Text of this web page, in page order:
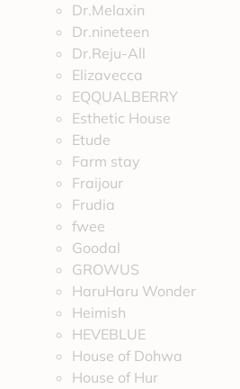
Dr.Melaxin
Dr.nineteen
Dr.Reju-All
Elizavecca
EQQUALBERRY
Esthetic House
Etude
Farm stay
Fraijour
Frudia
fwee
Goodal
GROWUS
HaruHaru Wonder
Heimish
HEVEBLUE
House of Dohwa
House of Hur